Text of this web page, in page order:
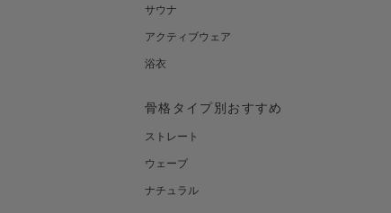
サウナ
アクティブウェア
浴衣
骨格タイプ別おすすめ
ストレート
ウェーブ
ナチュラル